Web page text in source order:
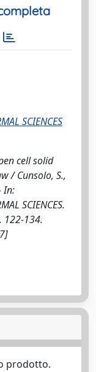
SCIENCES
cell solid
/ Cunsolo, S.,
In:
SCIENCES.
122-134.
prodotto.